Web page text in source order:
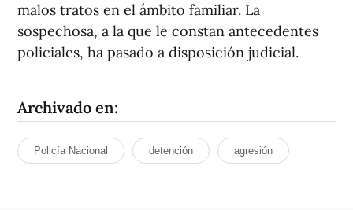
malos tratos en el ámbito familiar. La
sospechosa, a la que le constan antecedentes
policiales, ha pasado a disposición judicial.
Archivado en:
Policía Nacional detención agresión